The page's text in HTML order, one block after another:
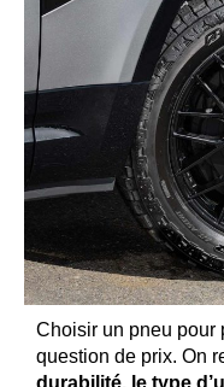
Choisir un pneu pour
question de prix. On
durabilité, le type